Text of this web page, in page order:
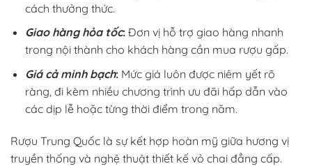
cách thưởng thức.
Giao hàng hỏa tốc:Đơn vị hỗ trợ giao hàng nhanh
trong nội thành cho khách hàng cần mua rượu gấp.
Giá cả minh bạch:Mức giá luôn được niêm yết rõ
ràng, đi kèm nhiều chương trình ưu đãi hấp dẫn vào
các dịp lễ hoặc từng thời điểm trong năm.
Rượu Trung Quốc là sự kết hợp hoàn mỹ giữa hương vị
truyền thống và nghệ thuật thiết kế vỏ chai đẳng cấp.